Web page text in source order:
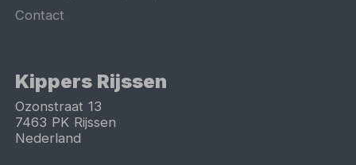
Contact
Kippers Rijssen
Ozonstraat 13
7463 PK Rijssen
Nederland